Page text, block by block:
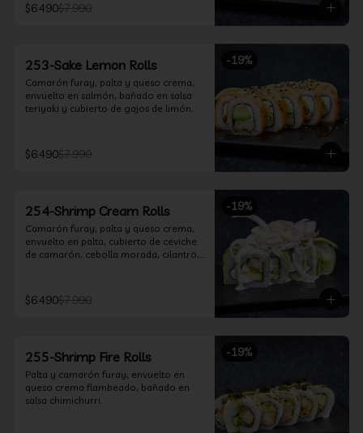
$6.490$7.990
-19%
253-Sake Lemon Rolls
Camarón furay, palta y queso crema,
envuelto en salmón, bañado en salsa
teriyaki y cubierto de gajos de limón.
$6.490$7.990
-19%
254-Shrimp Cream Rolls
Camarón furay, palta y queso crema,
envuelto en palta, cubierto de ceviche
de camarón, cebolla morada, cilantro,
$6.490$7.990
-19%
255-Shrimp Fire Rolls
Palta y camarón furay, envuelto en
queso crema flambeado, bañado en
salsa chimichurri.